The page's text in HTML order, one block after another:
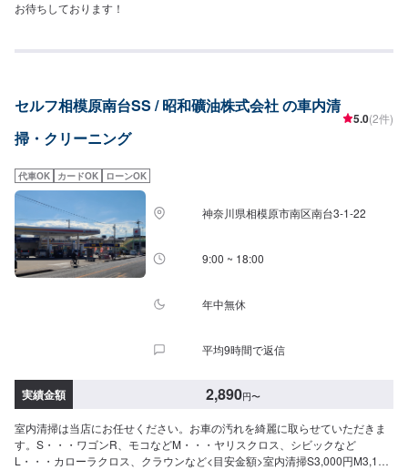
お待ちしております！
セルフ相模原南台SS / 昭和礦油株式会社 の車内清
掃・クリーニング
5.0(2件)
代車OK カードOK ローンOK
神奈川県相模原市南区南台3-1-22
9:00 ~ 18:00
年中無休
平均9時間で返信
実績金額 2,890円〜
室内清掃は当店にお任せください。お車の汚れを綺麗に取らせていただきま
す。S・・・ワゴンR、モコなどM・・・ヤリスクロス、シビックなど
L・・・カローラクロス、クラウンなど<目安金額>室内清掃S3,000円M3,120